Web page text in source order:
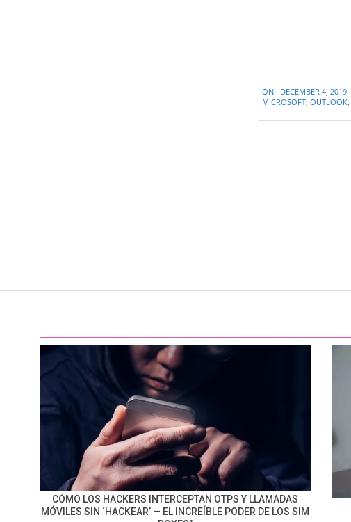
12-
ON: DECEMBER 4, 2019
MICROSOFT OUTLOOK
CÓMO LOS HACKERS INTERCEPTAN OTPS Y LLAMADAS
MÓVILES SIN ‘HACKEAR’ — EL INCREÍBLE PODER DE LOS SIM